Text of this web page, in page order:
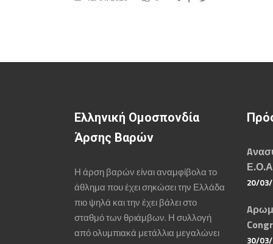
Ελληνική Ομοσπονδία
Άρσης Βαρών
Η άρση βαρών είναι αναμφίβολα το
άθλημα που έχει σηκώσει την Ελλάδα
πιο ψηλά και την έχει βάλει στο
σταθμό των θριάμβων. Η συλλογή
από ολυμπιακά μετάλλια μεγαλώνει
20/
30/